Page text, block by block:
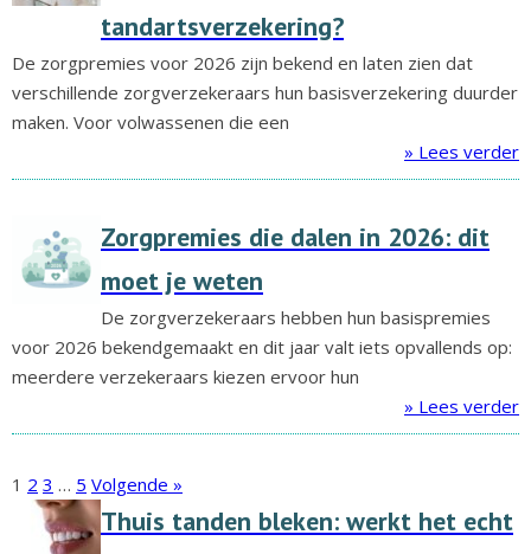
tandartsverzekering?
De zorgpremies voor 2026 zijn bekend en laten zien dat
verschillende zorgverzekeraars hun basisverzekering duurder
maken. Voor volwassenen die een
» Lees verder
Zorgpremies die dalen in 2026: dit
moet je weten
De zorgverzekeraars hebben hun basispremies
voor 2026 bekendgemaakt en dit jaar valt iets opvallends op:
meerdere verzekeraars kiezen ervoor hun
» Lees verder
1 2 3 … 5 Volgende »
Thuis tanden bleken: werkt het echt